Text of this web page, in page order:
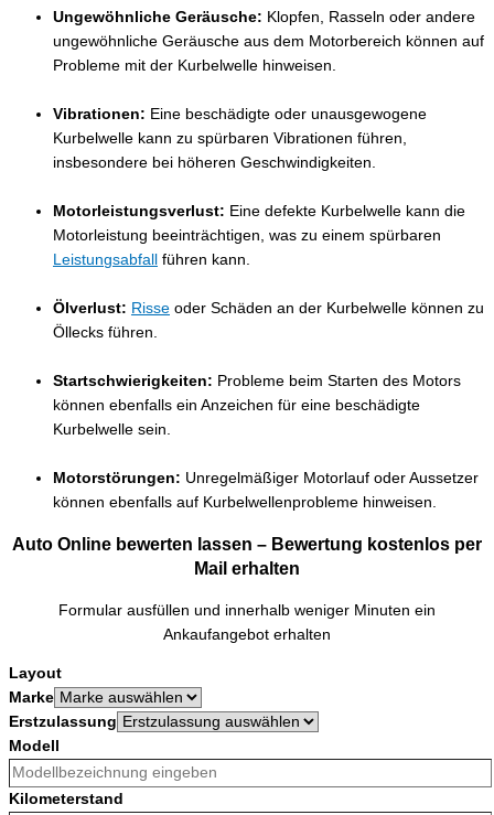
Ungewöhnliche Geräusche: Klopfen, Rasseln oder andere
ungewöhnliche Geräusche aus dem Motorbereich können auf
Probleme mit der Kurbelwelle hinweisen.
Vibrationen: Eine beschädigte oder unausgewogene
Kurbelwelle kann zu spürbaren Vibrationen führen,
insbesondere bei höheren Geschwindigkeiten.
Motorleistungsverlust: Eine defekte Kurbelwelle kann die
Motorleistung beeinträchtigen, was zu einem spürbaren
Leistungsabfall führen kann.
Ölverlust: Risse oder Schäden an der Kurbelwelle können zu
Öllecks führen.
Startschwierigkeiten: Probleme beim Starten des Motors
können ebenfalls ein Anzeichen für eine beschädigte
Kurbelwelle sein.
Motorstörungen: Unregelmäßiger Motorlauf oder Aussetzer
können ebenfalls auf Kurbelwellenprobleme hinweisen.
Auto Online bewerten lassen – Bewertung kostenlos per
Mail erhalten
Formular ausfüllen und innerhalb weniger Minuten ein
Ankaufangebot erhalten
Layout
Marke
Erstzulassung
Modell
Kilometerstand